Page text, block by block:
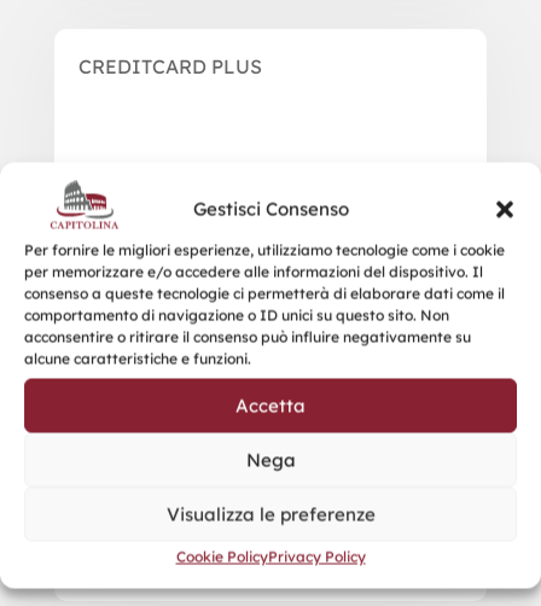
Gestisci Consenso
Per fornire le migliori esperienze, utilizziamo tecnologie come i cookie
per memorizzare e/o accedere alle informazioni del dispositivo. Il
consenso a queste tecnologie ci permetterà di elaborare dati come il
comportamento di navigazione o ID unici su questo sito. Non
acconsentire o ritirare il consenso può influire negativamente su
alcune caratteristiche e funzioni.
Accetta
Nega
Visualizza le preferenze
Cookie PolicyPrivacy Policy
CREDITCARD PLUS